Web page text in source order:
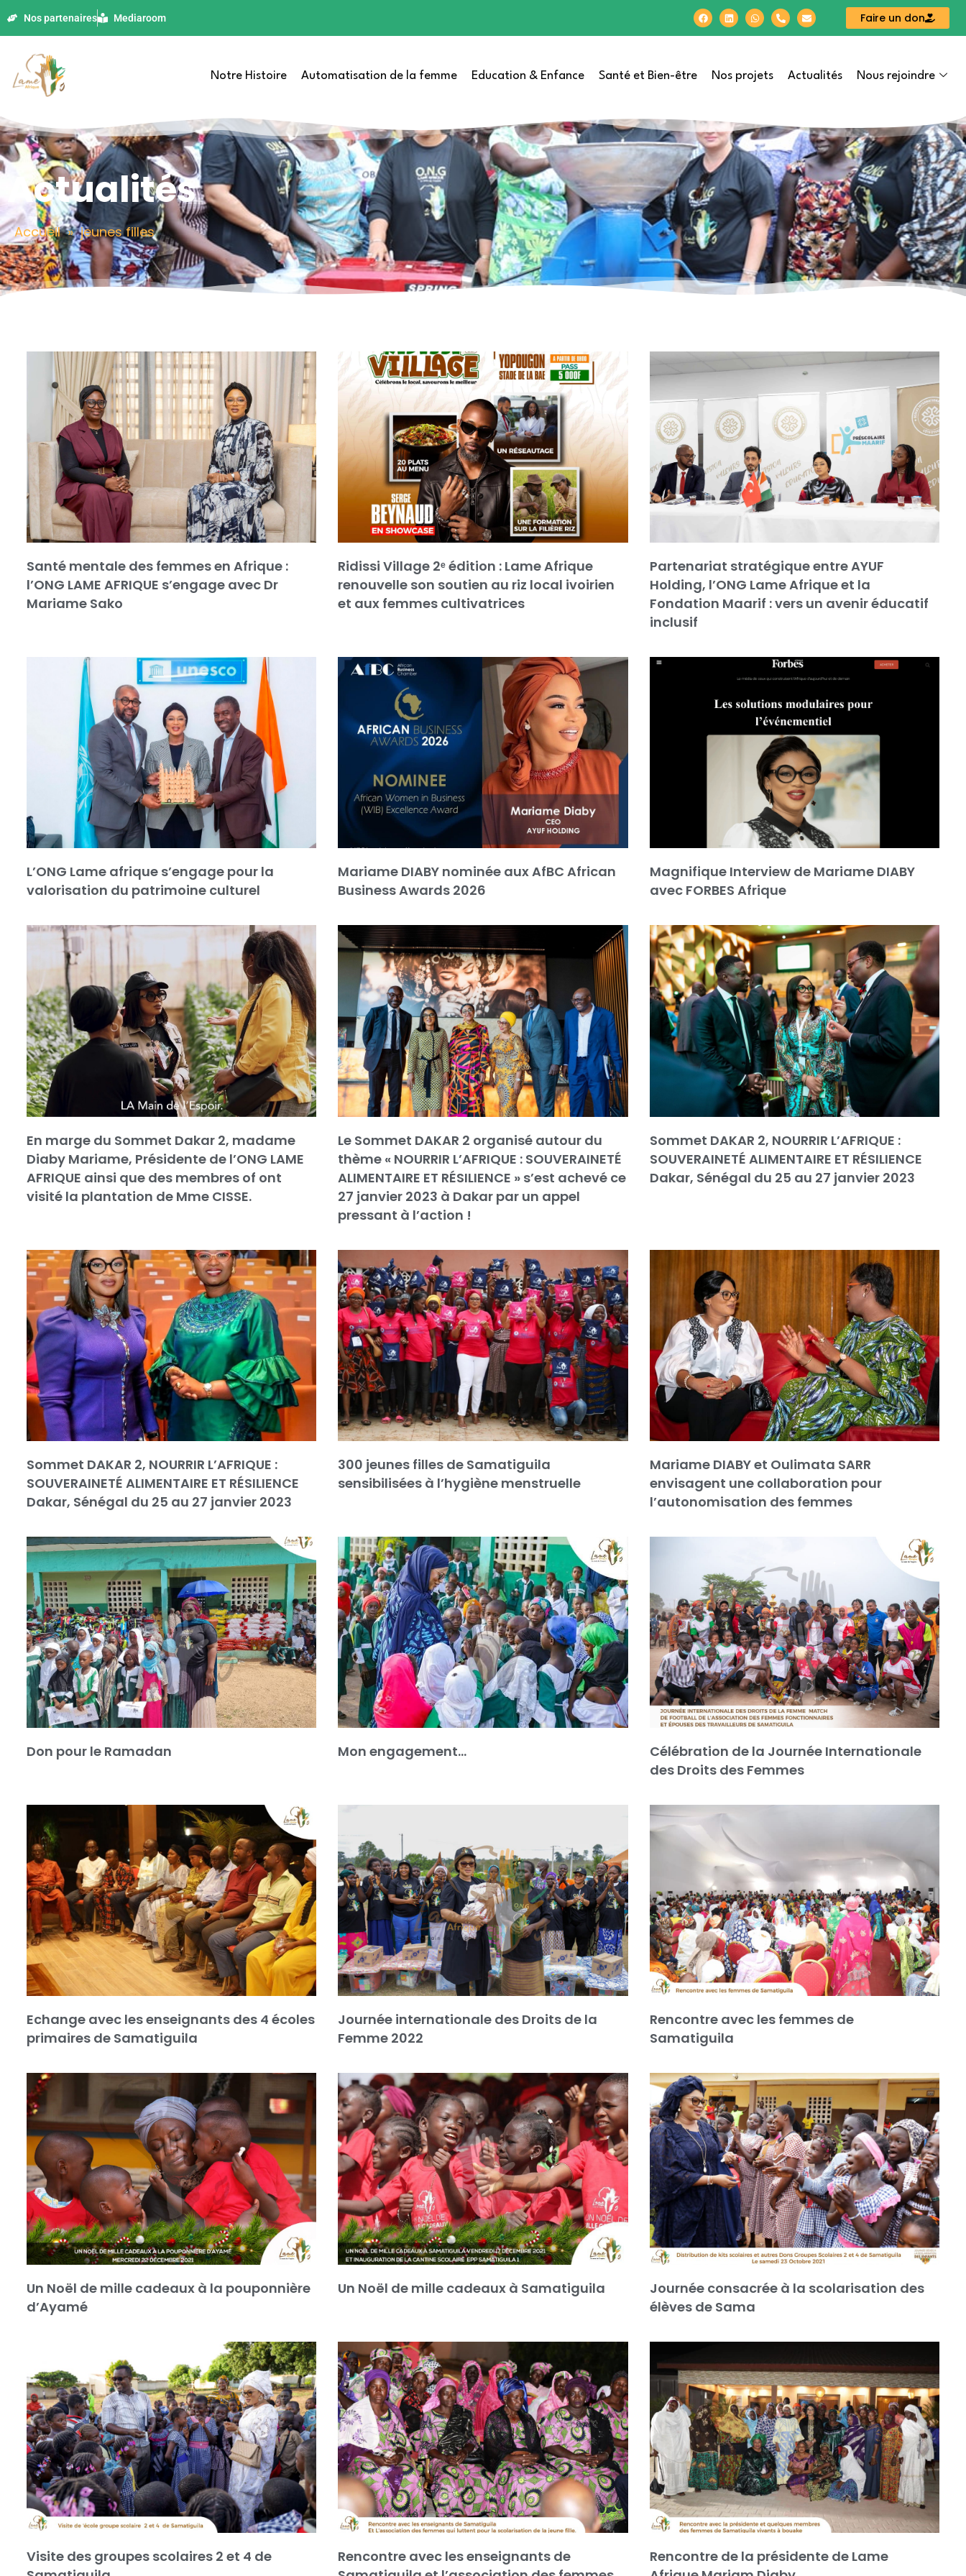
Nos partenaires Mediaroom Faire un don
Notre Histoire Automatisation de la femme Education & Enfance Santé et Bien-être Nos projets Actualités Nous rejoindre
Actualités
Accueil » jeunes filles
Santé mentale des femmes en Afrique :
l’ONG LAME AFRIQUE s’engage avec Dr
Mariame Sako
Ridissi Village 2ᵉ édition : Lame Afrique
renouvelle son soutien au riz local ivoirien
et aux femmes cultivatrices
Partenariat stratégique entre AYUF
Holding, l’ONG Lame Afrique et la
Fondation Maarif : vers un avenir éducatif
inclusif
L’ONG Lame afrique s’engage pour la
valorisation du patrimoine culturel
Mariame DIABY nominée aux AfBC African
Business Awards 2026
Magnifique Interview de Mariame DIABY
avec FORBES Afrique
En marge du Sommet Dakar 2, madame
Diaby Mariame, Présidente de l’ONG LAME
AFRIQUE ainsi que des membres of ont
visité la plantation de Mme CISSE.
Le Sommet DAKAR 2 organisé autour du
thème « NOURRIR L’AFRIQUE : SOUVERAINETÉ
ALIMENTAIRE ET RÉSILIENCE » s’est achevé ce
27 janvier 2023 à Dakar par un appel
pressant à l’action !
Sommet DAKAR 2, NOURRIR L’AFRIQUE :
SOUVERAINETÉ ALIMENTAIRE ET RÉSILIENCE
Dakar, Sénégal du 25 au 27 janvier 2023
Sommet DAKAR 2, NOURRIR L’AFRIQUE :
SOUVERAINETÉ ALIMENTAIRE ET RÉSILIENCE
Dakar, Sénégal du 25 au 27 janvier 2023
300 jeunes filles de Samatiguila
sensibilisées à l’hygiène menstruelle
Mariame DIABY et Oulimata SARR
envisagent une collaboration pour
l’autonomisation des femmes
Don pour le Ramadan Mon engagement…
Célébration de la Journée Internationale
des Droits des Femmes
Echange avec les enseignants des 4 écoles
primaires de Samatiguila
Journée internationale des Droits de la
Femme 2022
Rencontre avec les femmes de
Samatiguila
Un Noël de mille cadeaux à la pouponnière
d’Ayamé
Un Noël de mille cadeaux à Samatiguila
Journée consacrée à la scolarisation des
élèves de Sama
Visite des groupes scolaires 2 et 4 de
Rencontre avec les enseignants de
Rencontre de la présidente de Lame